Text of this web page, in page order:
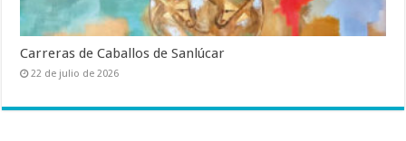
Carreras de Caballos de Sanlúcar
22 de julio de 2026